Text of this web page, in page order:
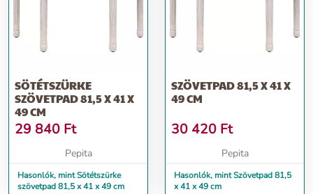
SÖTÉTSZÜRKE
SZÖVETPAD 81,5 X 41 X
49 CM
29 840 Ft
Pepita
Hasonlók, mint Sötétszürke
szövetpad 81,5 x 41 x 49 cm
SZÖVETPAD 81,5 X 41 X
49 CM
30 420 Ft
Pepita
Hasonlók, mint Szövetpad 81,5
x 41 x 49 cm